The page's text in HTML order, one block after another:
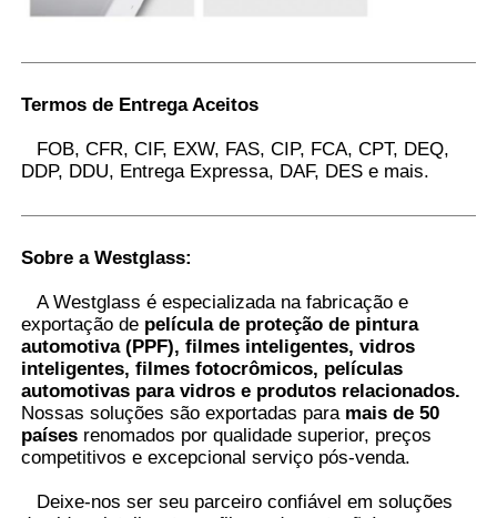
Termos de Entrega Aceitos
FOB, CFR, CIF, EXW, FAS, CIP, FCA, CPT, DEQ,
DDP, DDU, Entrega Expressa, DAF, DES e mais.
Sobre a Westglass:
A Westglass é especializada na fabricação e
exportação de película de proteção de pintura
automotiva (PPF), filmes inteligentes, vidros
inteligentes, filmes fotocrômicos, películas
automotivas para vidros e produtos relacionados.
Nossas soluções são exportadas para mais de 50
países renomados por qualidade superior, preços
competitivos e excepcional serviço pós-venda.
Deixe-nos ser seu parceiro confiável em soluções